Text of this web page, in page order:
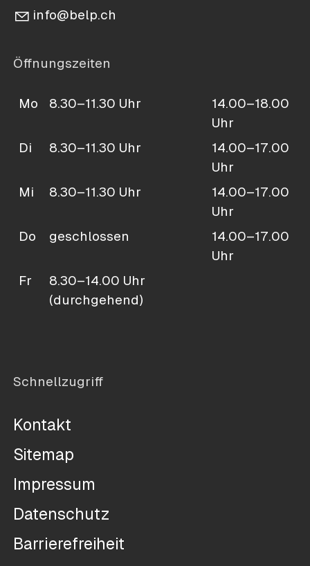
nf b lp ch
Öffnungszeiten
Mo 8.30–11.30 Uhr
14.00–18.00
Uhr
Di
8.30–11.30 Uhr
14.00–17.00
Uhr
Mi
8.30–11.30 Uhr
14.00–17.00
Uhr
Do
geschlossen
14.00–17.00
Uhr
Fr
8.30–14.00 Uhr
(durchgehend)
Schnellzugriff
Kontakt
Sitemap
Impressum
Datenschutz
Barrierefreiheit